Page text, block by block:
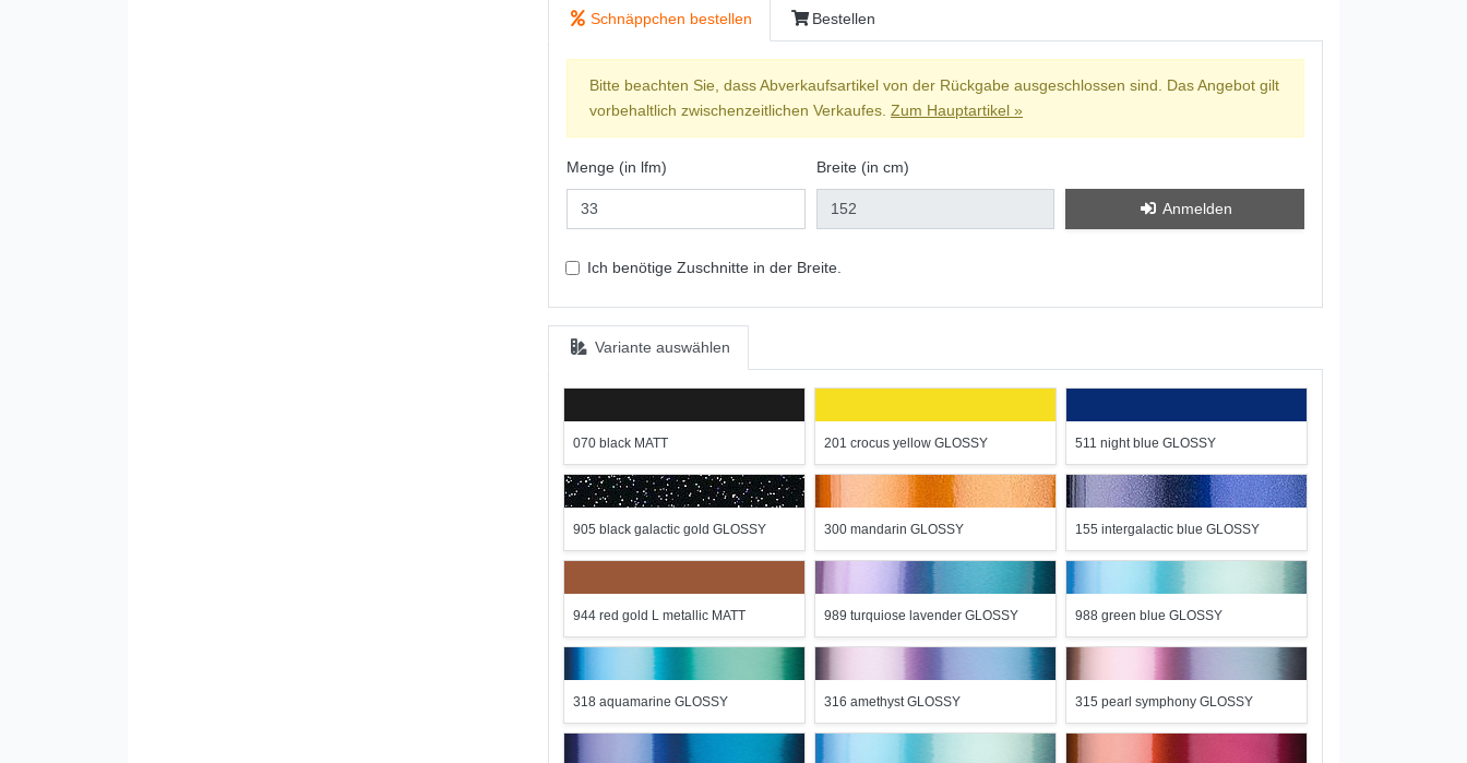
Schnäppchen bestellen Bestellen
Bitte beachten Sie, dass Abverkaufsartikel von der Rückgabe ausgeschlossen sind. Das Angebot gilt
vorbehaltlich zwischenzeitlichen Verkaufes. Zum Hauptartikel »
Menge (in lfm) Breite (in cm)
Anmelden
Ich benötige Zuschnitte in der Breite.
Variante auswählen
070 black MATT 201 crocus yellow GLOSSY 511 night blue GLOSSY
905 black galactic gold GLOSSY 300 mandarin GLOSSY 155 intergalactic blue GLOSSY
944 red gold L metallic MATT 989 turquiose lavender GLOSSY 988 green blue GLOSSY
318 aquamarine GLOSSY 316 amethyst GLOSSY 315 pearl symphony GLOSSY